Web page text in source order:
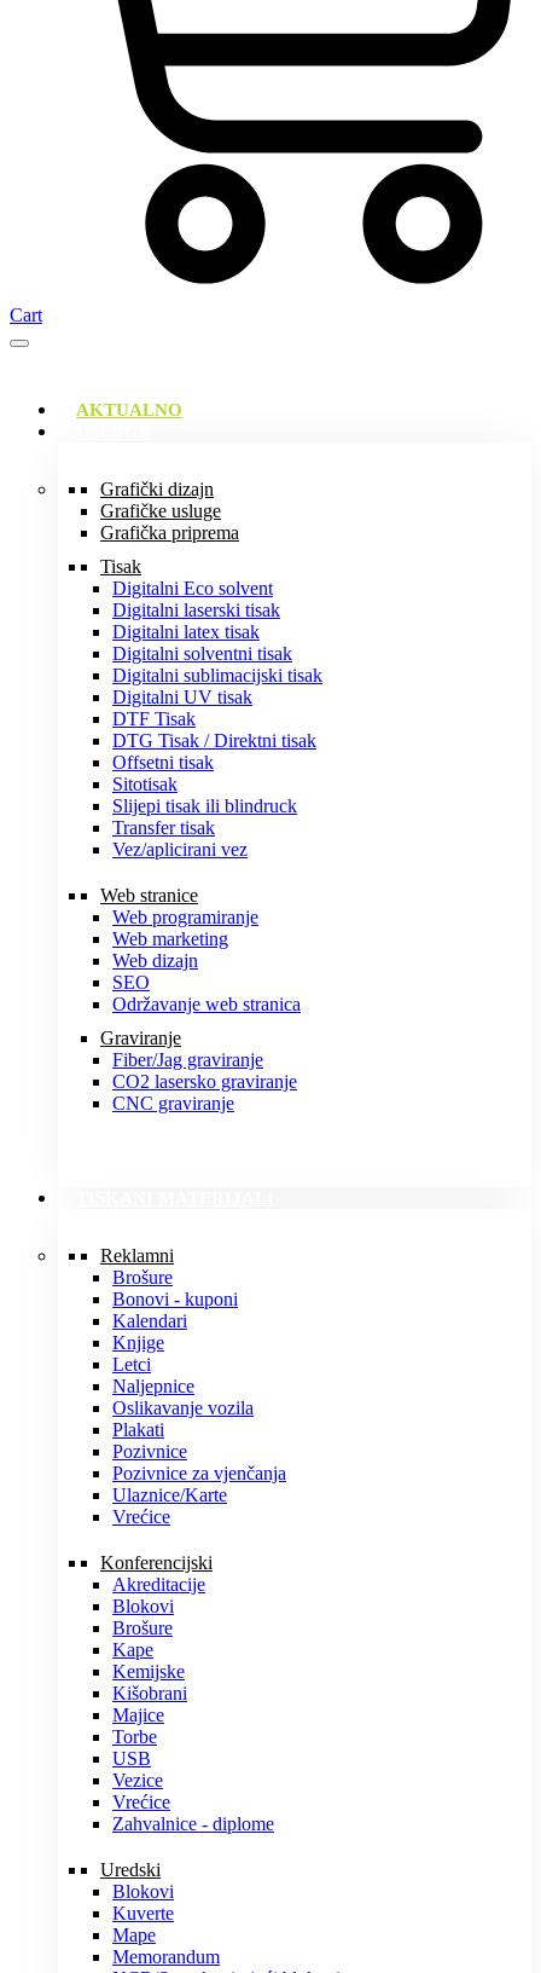
Cart
AKTUALNO
Grafički dizajn
Grafičke usluge
Grafička priprema
Tisak
Digitalni Eco solvent
Digitalni laserski tisak
Digitalni latex tisak
Digitalni solventni tisak
Digitalni sublimacijski tisak
Digitalni UV tisak
DTF Tisak
DTG Tisak / Direktni tisak
Offsetni tisak
Sitotisak
Slijepi tisak ili blindruck
Transfer tisak
Vez/aplicirani vez
Web stranice
Web programiranje
Web marketing
Web dizajn
SEO
Održavanje web stranica
Graviranje
Fiber/Jag graviranje
CO2 lasersko graviranje
CNC graviranje
Reklamni
Brošure
Bonovi - kuponi
Kalendari
Knjige
Letci
Naljepnice
Oslikavanje vozila
Plakati
Pozivnice
Pozivnice za vjenčanja
Ulaznice/Karte
Vrećice
Konferencijski
Akreditacije
Blokovi
Brošure
Kape
Kemijske
Kišobrani
Majice
Torbe
USB
Vezice
Vrećice
Zahvalnice - diplome
Uredski
Blokovi
Kuverte
Mape
Memorandum